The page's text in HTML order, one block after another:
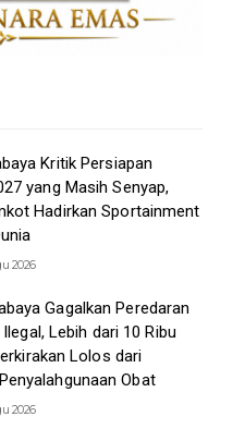
Kritik Persiapan
yang Masih Senyap,
Hadirkan Sportainment
2026
Gagalkan Peredaran
Lebih dari 10 Ribu
Lolos dari
Obat
2026